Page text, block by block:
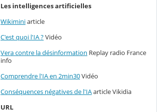
Les intelligences artificielles
Wikiminiarticle
C'est quoi l'IA ?Vidéo
Vera contre la désinformation Replay radio France
info
Comprendre l'IA en 2min30Vidéo
Conséquences négatives de l'IAarticle Vikidia
URL